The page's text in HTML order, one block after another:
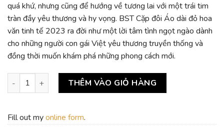
quá khứ, nhưng cũng để hướng về tương lai với một trái tim
tràn đầy yêu thương và hy vọng. BST Cặp đôi Áo dài đỏ hoa
văn tinh tế 2023 ra đời như một lời tâm tình ngọt ngào dành
cho những người con gái Việt yêu thương truyền thống và
đồng thời muốn khám phá những phong cách mới.
BST cặp đôi áo dài đỏ hoa văn tinh tế 2023 số lượng
THÊM VÀO GIỎ HÀNG
Fill out myonline form.